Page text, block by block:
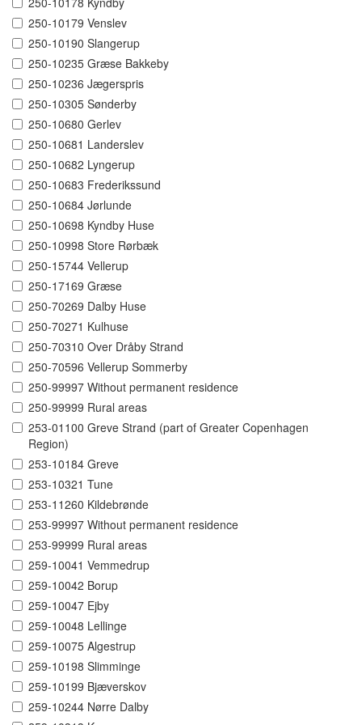
250-10179 Venslev
250-10190 Slangerup
250-10235 Græse Bakkeby
250-10236 Jægerspris
250-10305 Sønderby
250-10680 Gerlev
250-10681 Landerslev
250-10682 Lyngerup
250-10683 Frederikssund
250-10684 Jørlunde
250-10698 Kyndby Huse
250-10998 Store Rørbæk
250-15744 Vellerup
250-17169 Græse
250-70269 Dalby Huse
250-70271 Kulhuse
250-70310 Over Dråby Strand
250-70596 Vellerup Sommerby
250-99997 Without permanent residence
250-99999 Rural areas
253-01100 Greve Strand (part of Greater Copenhagen
Region)
253-10184 Greve
253-10321 Tune
253-11260 Kildebrønde
253-99997 Without permanent residence
253-99999 Rural areas
259-10041 Vemmedrup
259-10042 Borup
259-10047 Ejby
259-10048 Lellinge
259-10075 Algestrup
259-10198 Slimminge
259-10199 Bjæverskov
259-10244 Nørre Dalby